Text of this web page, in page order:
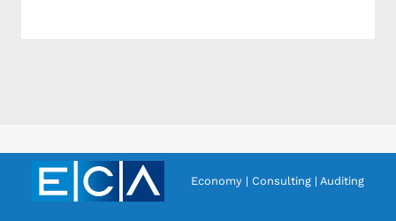
Economy | Consulting | Auditing